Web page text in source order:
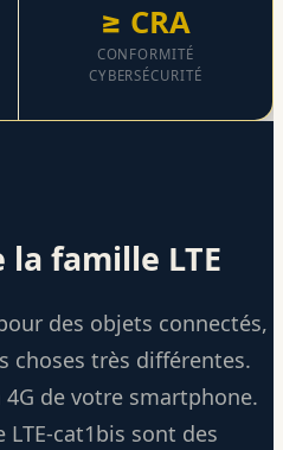
≥ CRA
CONFORMITÉ
CYBERSÉCURITÉ
famille LTE
des objets connectés,
choses très différentes.
4G de votre smartphone.
LTE-cat1bis sont des